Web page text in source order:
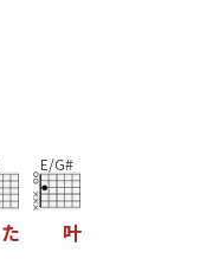
た
E/G#
叶